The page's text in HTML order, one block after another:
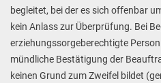
begleitet, bei der es sich offenbar
kein Anlass zur Überprüfung. Bei
erziehungssorgeberechtigte
mündliche Bestätigung der
keinen Grund zum Zweifel bildet